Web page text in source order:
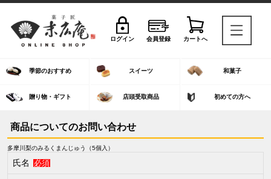
ログイン 会員登録 カートへ
季節のおすすめ スイーツ 和菓子
贈り物・ギフト 店頭受取商品 初めての方へ
商品についてのお問い合わせ
多摩川梨のみるくまんじゅう（5個入）
氏名 必須